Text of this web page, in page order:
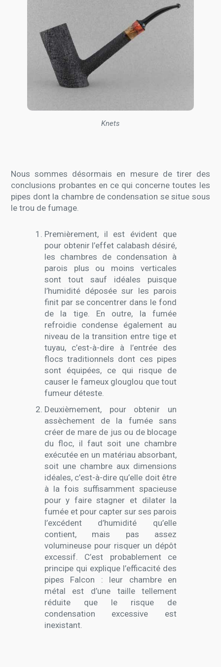
Knets
Nous sommes désormais en mesure de tirer des
conclusions probantes en ce qui concerne toutes les
pipes dont la chambre de condensation se situe sous
le trou de fumage.
Premièrement, il est évident que
pour obtenir l’effet calabash désiré,
les chambres de condensation à
parois plus ou moins verticales
sont tout sauf idéales puisque
l’humidité déposée sur les parois
finit par se concentrer dans le fond
de la tige. En outre, la fumée
refroidie condense également au
niveau de la transition entre tige et
tuyau, c’est-à-dire à l’entrée des
flocs traditionnels dont ces pipes
sont équipées, ce qui risque de
causer le fameux glouglou que tout
fumeur déteste.
Deuxièmement, pour obtenir un
assèchement de la fumée sans
créer de mare de jus ou de blocage
du floc, il faut soit une chambre
exécutée en un matériau absorbant,
soit une chambre aux dimensions
idéales, c’est-à-dire qu’elle doit être
à la fois suffisamment spacieuse
pour y faire stagner et dilater la
fumée et pour capter sur ses parois
l’excédent d’humidité qu’elle
contient, mais pas assez
volumineuse pour risquer un dépôt
excessif. C’est probablement ce
principe qui explique l’efficacité des
pipes Falcon : leur chambre en
métal est d’une taille tellement
réduite que le risque de
condensation excessive est
inexistant.